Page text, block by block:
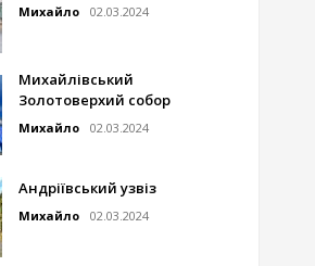
Михайло 02.03.2024
Михайлівський
Золотоверхий собор
Михайло 02.03.2024
Андріївський узвіз
Михайло 02.03.2024